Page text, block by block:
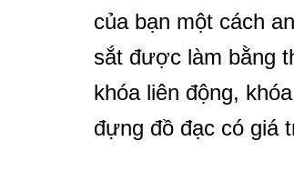
của bạn một cách
sắt được làm bằng
khóa liên động,
đựng đồ đạc có giá